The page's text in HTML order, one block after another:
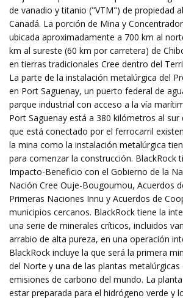
de vanadio y titanio ("VTM") de propiedad
Canadá. La porción de Mina y
ubicada aproximadamente a 700 km al
km al sureste (60 km por carretera) de
en tierras tradicionales Cree dentro del
La parte de la instalación metalúrgica del
en Port Saguenay, un puerto federal de
parque industrial con acceso a la vía
Port Saguenay está a 380 kilómetros al sur
que está conectado por el ferrocarril
la mina como la instalación metalúrgica
para comenzar la construcción. BlackRock
Impacto-Beneficio con el Gobierno de la
Nación Cree Ouje-Bougoumou, Acuerdos
Primeras Naciones Innu y Acuerdos de
municipios cercanos. BlackRock tiene la
una serie de minerales críticos, incluidos
arrabio de alta pureza, en una operación
BlackRock incluye la que será la primera
del Norte y una de las plantas
emisiones de carbono del mundo. La
estar preparada para el hidrógeno verde y